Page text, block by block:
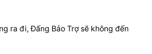
ra đi, Đấng Bảo Trợ sẽ không đến